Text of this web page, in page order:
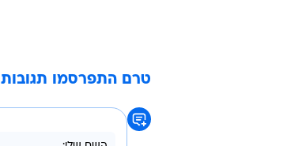
טרם התפרסמו תגובות